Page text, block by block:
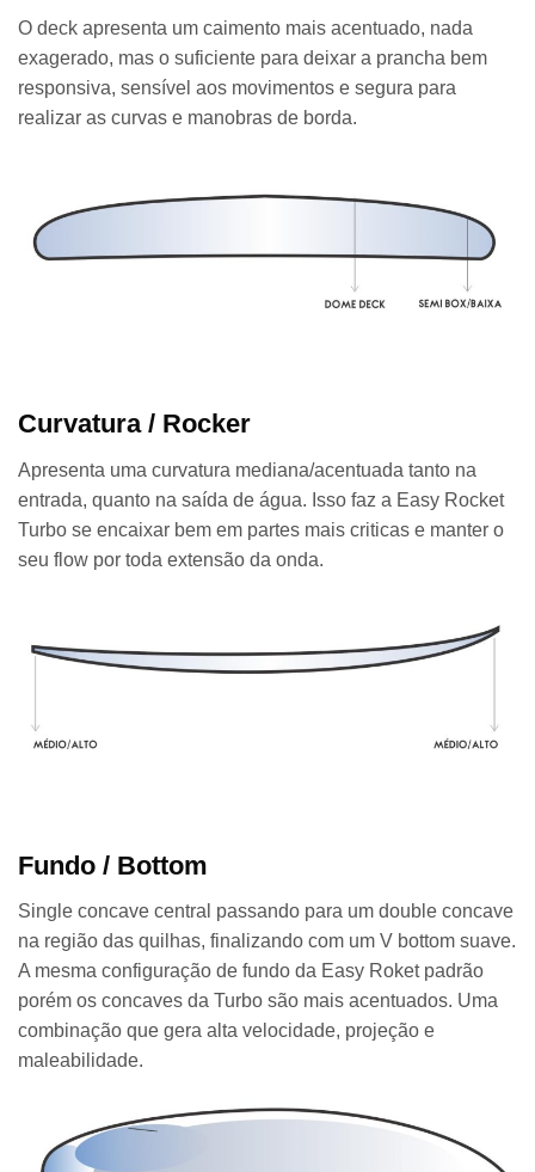
O deck apresenta um caimento mais acentuado, nada
exagerado, mas o suficiente para deixar a prancha bem
responsiva, sensível aos movimentos e segura para
realizar as curvas e manobras de borda.
Curvatura / Rocker
Apresenta uma curvatura mediana/acentuada tanto na
entrada, quanto na saída de água. Isso faz a Easy Rocket
Turbo se encaixar bem em partes mais criticas e manter o
seu flow por toda extensão da onda.
Fundo / Bottom
Single concave central passando para um double concave
na região das quilhas, finalizando com um V bottom suave.
A mesma configuração de fundo da Easy Roket padrão
porém os concaves da Turbo são mais acentuados. Uma
combinação que gera alta velocidade, projeção e
maleabilidade.